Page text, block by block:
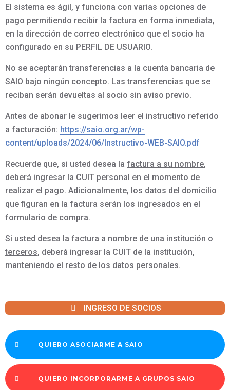
El sistema es ágil, y funciona con varias opciones de
pago permitiendo recibir la factura en forma inmediata,
en la dirección de correo electrónico que el socio ha
configurado en su PERFIL DE USUARIO.
No se aceptarán transferencias a la cuenta bancaria de
SAIO bajo ningún concepto. Las transferencias que se
reciban serán devueltas al socio sin aviso previo.
Antes de abonar le sugerimos leer el instructivo referido
a facturación: https://saio.org.ar/wp-
content/uploads/2024/06/Instructivo-WEB-SAIO.pdf
Recuerde que, si usted desea la factura a su nombre,
deberá ingresar la CUIT personal en el momento de
realizar el pago. Adicionalmente, los datos del domicilio
que figuran en la factura serán los ingresados en el
formulario de compra.
Si usted desea la factura a nombre de una institución o
terceros, deberá ingresar la CUIT de la institución,
manteniendo el resto de los datos personales.
INGRESO DE SOCIOS
QUIERO ASOCIARME A SAIO
QUIERO INCORPORARME A GRUPOS SAIO